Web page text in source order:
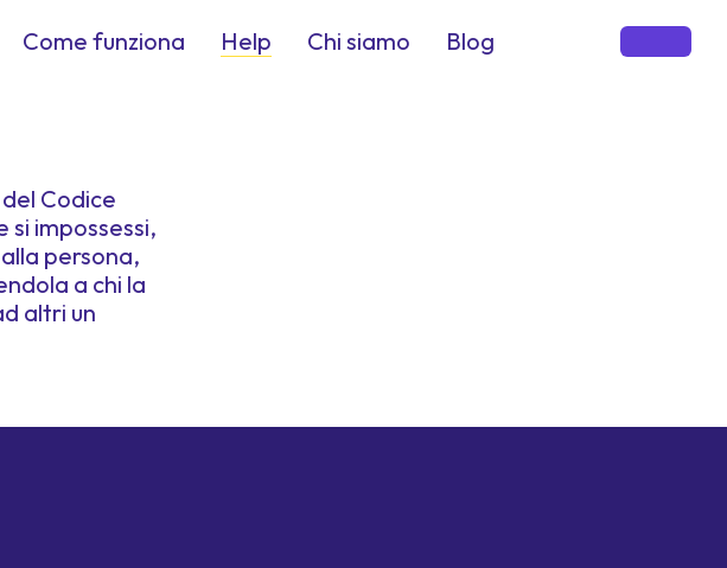
Come funziona Help Chi siamo Blog
Codice
si impossessi,
persona,
a chi la
altri un